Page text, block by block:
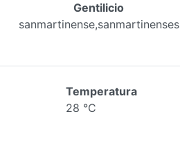
Gentilicio
sanmartinense,sanmartinenses
Temperatura
28 °C